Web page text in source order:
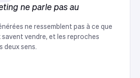
ne parle pas au
ne ressemblent pas à ce que
savent vendre, et les reproches
deux sens.